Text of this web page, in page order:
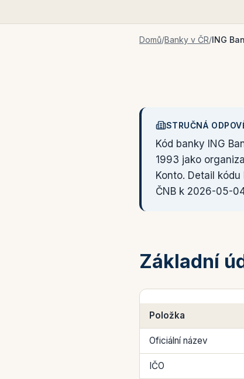
Domů/Banky v ČR/ING
STRUČNÁ
Kód banky ING
1993 jako
Konto. Detail
ČNB k 2026-05-
Základní
Položka
Oficiální název
IČO